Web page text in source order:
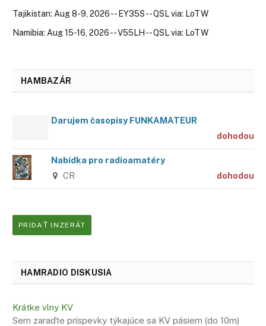
Tajikistan: Aug 8-9, 2026 -- EY35S -- QSL via: LoTW
Namibia: Aug 15-16, 2026 -- V55LH -- QSL via: LoTW
HAMBAZÁR
Darujem časopisy FUNKAMATEUR
dohodou
Nabídka pro radioamatéry
CR dohodou
PRIDAŤ INZERÁT
HAMRADIO DISKUSIA
Krátke vlny KV
Sem zaraďte príspevky týkajúce sa KV pásiem (do 10m)